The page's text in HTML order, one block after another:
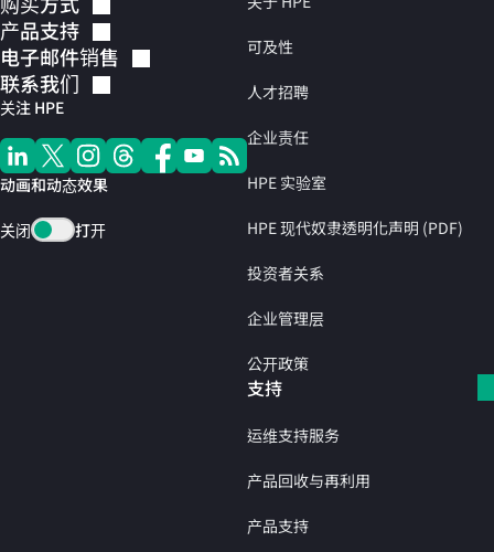
产品支持
电子邮件销售
联系我们
关注 HPE
动画和动态效果
关闭 打开
可及性
人才招聘
企业责任
HPE 实验室
HPE 现代奴隶透明化声明 (PDF)
投资者关系
企业管理层
公开政策
支持
运维支持服务
产品回收与再利用
产品支持